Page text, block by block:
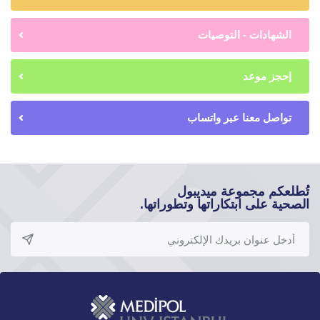
الشهادات - التوصيات
إحجز موعد
تواصل معنا عبر واتساب
تُطلعكم مجموعة ميديبول
الصحية على ابتكاراتها وتطوراتها.